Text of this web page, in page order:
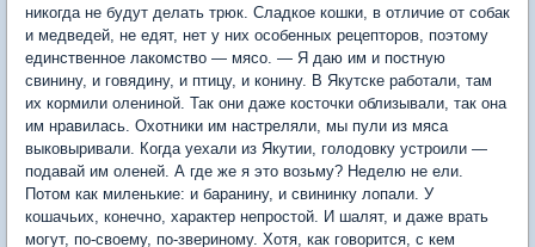
никогда не будут делать трюк. Сладкое кошки, в отличие от собак
и медведей, не едят, нет у них особенных рецепторов, поэтому
единственное лакомство — мясо. — Я даю им и постную
свинину, и говядину, и птицу, и конину. В Якутске работали, там
их кормили олениной. Так они даже косточки облизывали, так она
им нравилась. Охотники им настреляли, мы пули из мяса
выковыривали. Когда уехали из Якутии, голодовку устроили —
подавай им оленей. А где же я это возьму? Неделю не ели.
Потом как миленькие: и баранину, и свининку лопали. У
кошачьих, конечно, характер непростой. И шалят, и даже врать
могут, по-своему, по-звериному. Хотя, как говорится, с кем